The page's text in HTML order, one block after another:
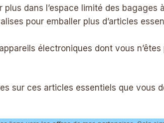
dans l’espace limité des bagages
pour emballer plus d’articles
électroniques dont vous n’êtes
sur ces articles essentiels que vous